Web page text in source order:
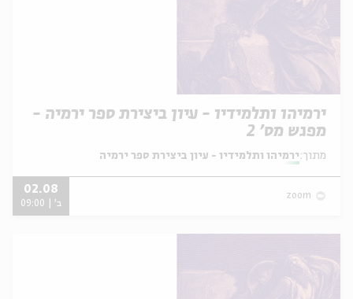
ירמיהו ותלמידיו - עיון ביצירת ספר ירמיה -
מפגש מס' 2
מתוך: ירמיהו ותלמידיו - עיון ביצירת ספר ירמיה
zoom
02.08
ב' | 09:00